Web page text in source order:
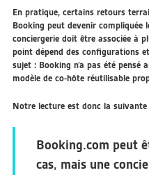
En pratique, certains retours
Booking peut devenir compliquée
conciergerie doit être associée à
point dépend des configurations
sujet : Booking n’a pas été pensé
modèle de co-hôte réutilisable
Notre lecture est donc la suivante
Booking.com peut
cas, mais une